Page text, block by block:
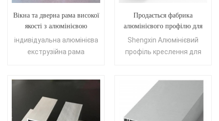
Вікна та дверна рама високої
якості з алюмінієвою
захисною рамою, що
продається гарячим способом
індивідуальна алюмінієва
екструзійна рама
Продається фабрика
алюмінієвого профілю для
віконної та дверної рами
Кіпр
Shengxin Алюмінієвий
профіль креслення для